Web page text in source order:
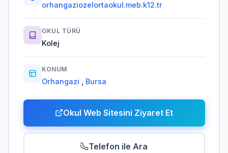
orhangaziozelortaokul.meb.k12.tr
OKUL TÜRÜ
Kolej
KONUM
Orhangazi Bursa
Okul Web Sitesini Ziyaret Et
Telefon ile Ara